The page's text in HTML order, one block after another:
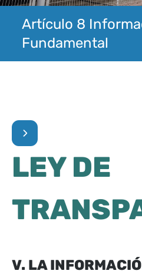
Artículo 8
Fundamental
LEY DE
V. LA